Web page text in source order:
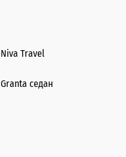
Niva Travel
Granta седан